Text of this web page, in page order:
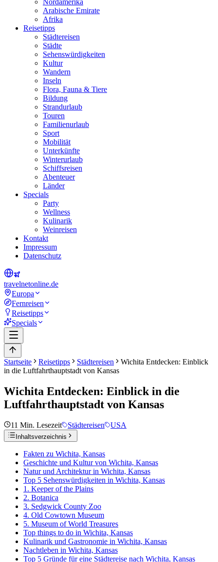
Nordamerika
Arabische Emirate
Afrika
Reisetipps
Städtereisen
Städte
Sehenswürdigkeiten
Kultur
Wandern
Inseln
Flora, Fauna & Tiere
Bildung
Strandurlaub
Touren
Familienurlaub
Sport
Mobilität
Unterkünfte
Winterurlaub
Schiffsreisen
Abenteuer
Länder
Specials
Party
Wellness
Kulinarik
Weinreisen
Kontakt
Impressum
Datenschutz
travelnetonline.de
Europa
Fernreisen
Reisetipps
Specials
Startseite Reisetipps Städtereisen
Wichita Entdecken: Einblick
in die Luftfahrthauptstadt von Kansas
Wichita Entdecken: Einblick in die
Luftfahrthauptstadt von Kansas
11 Min. Lesezeit Städtereisen USA
Inhaltsverzeichnis
Fakten zu Wichita, Kansas
Geschichte und Kultur von Wichita, Kansas
Natur und Architektur in Wichita, Kansas
Top 5 Sehenswürdigkeiten in Wichita, Kansas
1. Keeper of the Plains
2. Botanica
3. Sedgwick County Zoo
4. Old Cowtown Museum
5. Museum of World Treasures
Top things to do in Wichita, Kansas
Kulinarik und Gastronomie in Wichita, Kansas
Nachtleben in Wichita, Kansas
Top 5 Gründe für eine Städtereise nach Wichita, Kansas